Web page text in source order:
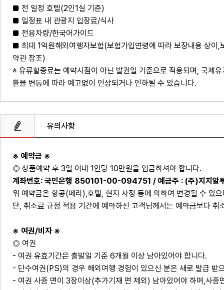
■ 전 일정 호텔(2인1실 기준)
■ 일정표 내 관광지 입장료/식사
■ 전용차량/한국어가이드
■ 최대 1억원해외여행자보험(보험가입연령에 따라 보장내용 상이,
약관 참조)
※ 유류할증료는 예약시점이 아닌 발권일 기준으로 적용되며, 국제유
환율 변동에 따라 예고없이 인상되거나 인하될 수 있습니다.
유의사항
※ 예약금 ※
◎ 상품예약 후 3일 이내 1인당 10만원을 입금하셔야 합니다.
계좌번호: 국민은행 850101-00-094751 / 예금주 : (주)지지알
위 예약금은 항공(페리),호텔, 현지 사정 등에 의하여 변경될 수 있
단, 취소료 규정 적용 기간에 예약하신 고객님께서는 예약금보다
※ 여권/비자 ※
◎ 여권
- 여권 유효기간은 출발일 기준 6개월 이상 남아있어야 합니다.
- 단수여권(PS)의 경우 해외여행 경험이 있으신 분은 새로 발급 받
- 여권 사증 면이 3장이상(추가기재 면 제외) 남아있어야 하며,사